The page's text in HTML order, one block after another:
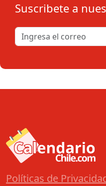
Suscribete a
Políticas de